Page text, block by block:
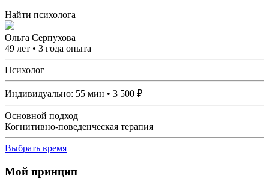
Найти психолога
Ольга Серпухова
49 лет • 3 года опыта
Психолог
Индивидуально: 55 мин • 3 500 ₽
Основной подход
Когнитивно-поведенческая терапия
Выбрать время
Мой принцип